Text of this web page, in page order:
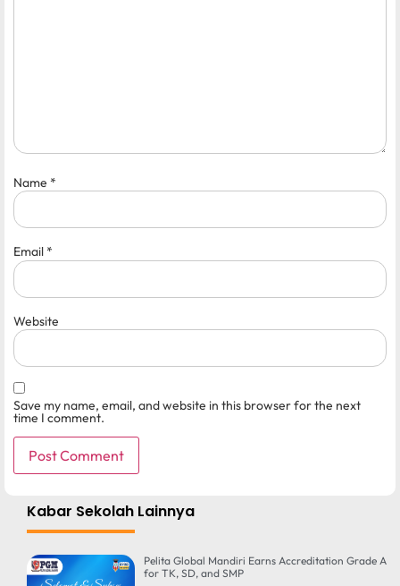
Name *
Email*
Website
Save my name, email, and website in this browser for the next
time I comment.
Kabar Sekolah Lainnya
Pelita Global Mandiri Earns Accreditation Grade A
for TK, SD, and SMP